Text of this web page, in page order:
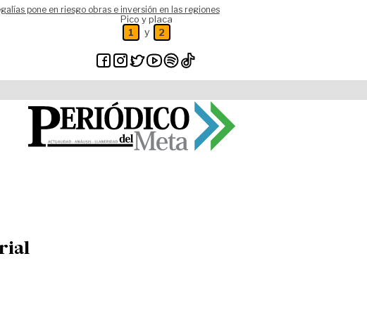
pone en riesgo obras e inversión en las regiones
Pico y placa
1 y 2